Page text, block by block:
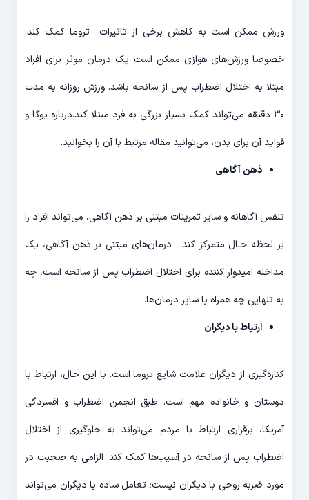
ورزش ممکن است به کاهش برخی از تاثیرات تروما کمک کند.
خصوصا ورزش‌های هوازی ممکن است یک درمان موثر برای افراد
مبتلا به اختلال اضطراب پس از سانحه باشد. ورزش روزانه به مدت
۳۰ دقیقه می‌تواند کمک بسیار بزرگی به فرد مبتلا کند.درباره یوگا و
فواید آن برای بدن، می‌توانید مقاله مرتبط با آن را بخوانید.
ذهن آگاهی
تنفس آگاهانه و سایر تمرینات مبتنی بر ذهن آگاهی، می‌تواند افراد را
بر لحظه حـال متمرکز کند. درمان‌های مبتنی بر ذهن آگاهی، یک
مداخله امیدوار کننده برای اختلال اضطراب پس از سانحه است، چه
به تنهایی چه همراه با سایر درمان‌ها.
ارتباط با دیگران
کناره‌گیری از دیگران علامت شایع تروما است. با این حال، ارتباط با
دوستان و خانواده مهم است. طبق انجمن اضطراب و افسردگی
آمریکا، برقراری ارتباط با مردم می‌تواند به جلوگیری از اختلال
اضطراب پس از سانحه در آسیب‌ها کمک کند. الزامی به صحبت در
مورد ضربه روحی با دیگران نیست؛ تعامل ساده با دیگران می‌تواند